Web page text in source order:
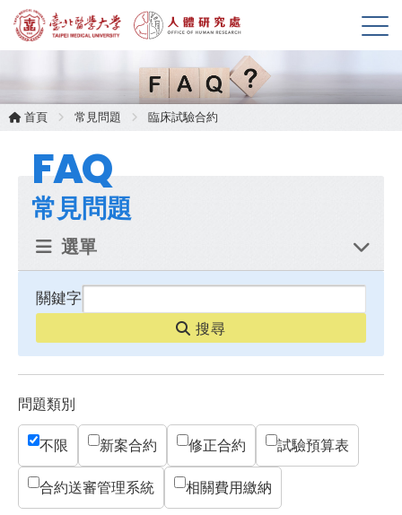
展
選
單
首頁 常見問題 臨床試驗合約
FAQ
常見問題
選單
關鍵字
搜尋
問題類別
不限 新案合約 修正合約 試驗預算表
合約送審管理系統 相關費用繳納